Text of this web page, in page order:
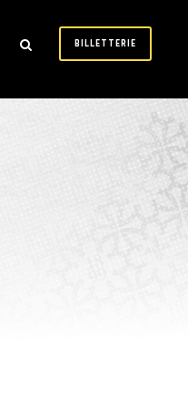
BILLETTERIE